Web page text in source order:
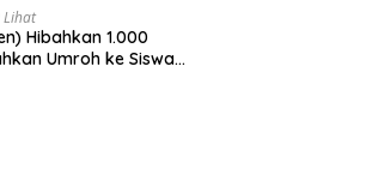
Lihat
Hibahkan 1.000
Umroh ke Siswa